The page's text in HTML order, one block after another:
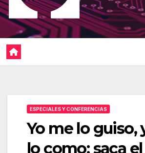
ESPECIALES Y CONFERENCIAS
Yo me lo guiso,
lo como: saca el